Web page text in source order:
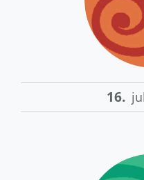
16.